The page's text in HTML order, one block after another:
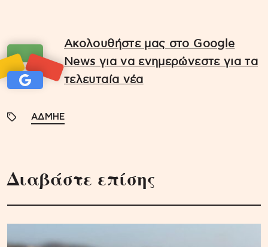
Ακολουθήστε μας στο Google
News για να ενημερώνεστε για τα
τελευταία νέα
ΑΔΜΗΕ
Διαβάστε επίσης